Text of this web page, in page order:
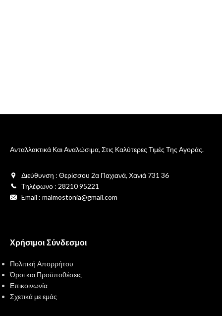
Ανταλλακτικά Και Αναλώσιμα, Στις Καλύτερες Τιμές Της Αγοράς.
Διεύθυνση : Θερίσσου 2α Παχιανά, Χανιά 731 36
Τηλέφωνο : 28210 95221
Email : malmostonia@gmail.com
Χρήσιμοι Σύνδεσμοι
Πολιτική Απορρήτου
Όροι και Προϋποθέσεις
Επικοινωνία
Σχετικά με εμάς